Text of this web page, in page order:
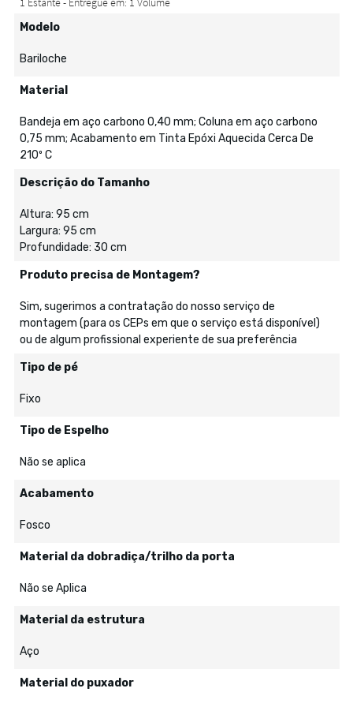
Modelo
Bariloche
Material
Bandeja em aço carbono 0,40 mm; Coluna em aço carbono
0,75 mm; Acabamento em Tinta Epóxi Aquecida Cerca De
210º C
Descrição do Tamanho
Altura: 95 cm
Largura: 95 cm
Profundidade: 30 cm
Produto precisa de Montagem?
Sim, sugerimos a contratação do nosso serviço de
montagem (para os CEPs em que o serviço está disponível)
ou de algum profissional experiente de sua preferência
Tipo de pé
Fixo
Tipo de Espelho
Não se aplica
Acabamento
Fosco
Material da dobradiça/trilho da porta
Não se Aplica
Material da estrutura
Aço
Material do puxador